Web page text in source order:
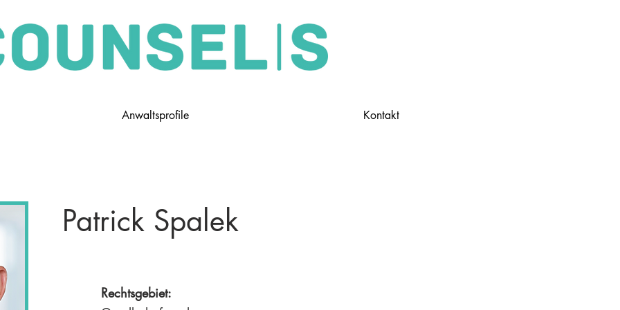
Anwaltsprofile Kontakt
Patrick Spalek
Rechtsgebiet: